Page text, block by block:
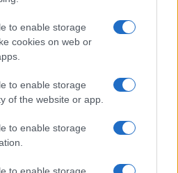
to enable storage
cookies on web or
to enable storage
of the website or app.
to enable storage
to enable storage
e catturato e lo hanno
– ha detto il
grandissimo
e il senso civico
momenti drammatici, fare
che è accaduto adesso è
faremo un punto in
dell’ordine, il prefetto, e